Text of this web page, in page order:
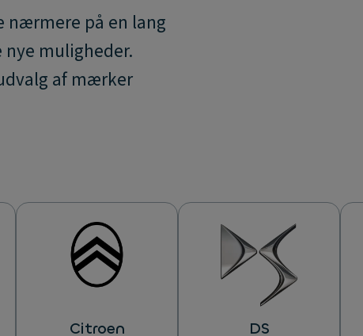
nærmere på en lang
muligheder.
af mærker
Citroen DS